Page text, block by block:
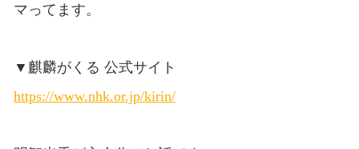
マってます。
▼麒麟がくる 公式サイト
https://www.nhk.or.jp/kirin/